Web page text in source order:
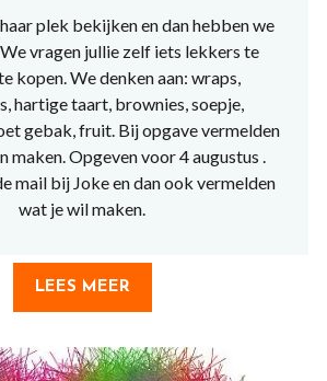
plek bekijken en dan hebben we
vragen jullie zelf iets lekkers te
kopen. We denken aan: wraps,
hartige taart, brownies, soepje,
gebak, fruit. Bij opgave vermelden
maken. Opgeven voor 4 augustus .
mail bij Joke en dan ook vermelden
wat je wil maken.
LEES MEER